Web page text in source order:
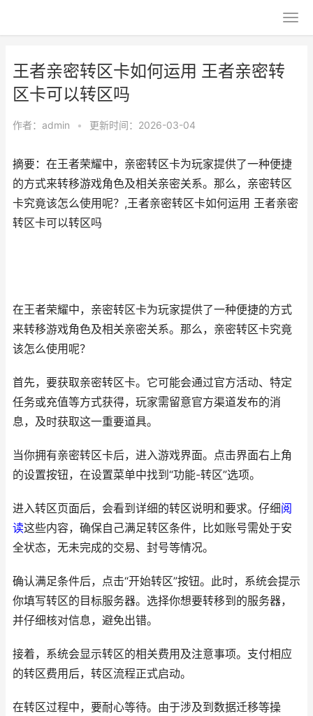
王者亲密转区卡如何运用 王者亲密转
区卡可以转区吗
作者： admin • 更新时间：2026-03-04
摘要：在王者荣耀中，亲密转区卡为玩家提供了一种便捷
的方式来转移游戏角色及相关亲密关系。那么，亲密转区
卡究竟该怎么使用呢？,王者亲密转区卡如何运用 王者亲密
转区卡可以转区吗
在王者荣耀中，亲密转区卡为玩家提供了一种便捷的方式
来转移游戏角色及相关亲密关系。那么，亲密转区卡究竟
该怎么使用呢？
首先，要获取亲密转区卡。它可能会通过官方活动、特定
任务或充值等方式获得，玩家需留意官方渠道发布的消
息，及时获取这一重要道具。
当你拥有亲密转区卡后，进入游戏界面。点击界面右上角
的设置按钮，在设置菜单中找到“功能-转区”选项。
进入转区页面后，会看到详细的转区说明和要求。仔细阅
读这些内容，确保自己满足转区条件，比如账号需处于安
全状态，无未完成的交易、封号等情况。
确认满足条件后，点击“开始转区”按钮。此时，系统会提示
你填写转区的目标服务器。选择你想要转移到的服务器，
并仔细核对信息，避免出错。
接着，系统会显示转区的相关费用及注意事项。支付相应
的转区费用后，转区流程正式启动。
在转区过程中，要耐心等待。由于涉及到数据迁移等操